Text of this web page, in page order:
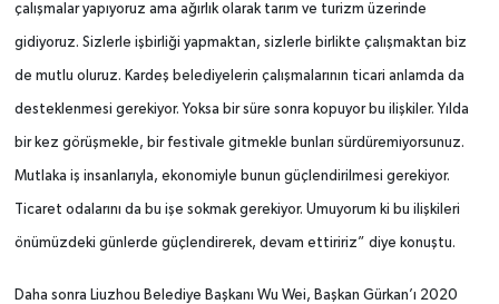
çalışmalar yapıyoruz ama ağırlık olarak tarım ve turizm üzerinde
gidiyoruz. Sizlerle işbirliği yapmaktan, sizlerle birlikte çalışmaktan biz
de mutlu oluruz. Kardeş belediyelerin çalışmalarının ticari anlamda da
desteklenmesi gerekiyor. Yoksa bir süre sonra kopuyor bu ilişkiler. Yılda
bir kez görüşmekle, bir festivale gitmekle bunları sürdüremiyorsunuz.
Mutlaka iş insanlarıyla, ekonomiyle bunun güçlendirilmesi gerekiyor.
Ticaret odalarını da bu işe sokmak gerekiyor. Umuyorum ki bu ilişkileri
önümüzdeki günlerde güçlendirerek, devam ettiririz” diye konuştu.
Daha sonra Liuzhou Belediye Başkanı Wu Wei, Başkan Gürkan’ı 2020